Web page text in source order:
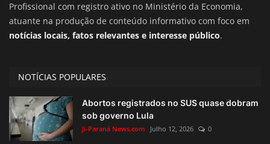
Profissional com registro ativo no Ministério da Economia,
atuante na produção de conteúdo informativo com foco em
notícias locais, fatos relevantes e interesse público.
NOTÍCIAS POPULARES
Abortos registrados no SUS quase dobram
sob governo Lula
Ji-Paraná News.com Julho 12, 2026 0